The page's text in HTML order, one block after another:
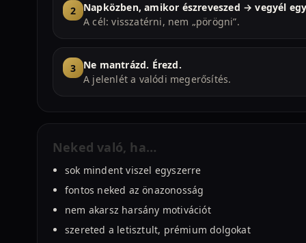
Napközben, amikor észreveszed → vegyél
A cél: visszatérni, nem „pörögni”.
Ne mantrázd. Érezd.
A jelenlét a valódi megerősítés.
Neked való, ha…
sok mindent viszel egyszerre
fontos neked az önazonosság
nem akarsz harsány motivációt
szereted a letisztult, prémium dolgokat